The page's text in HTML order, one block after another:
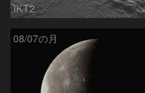
IKT2
08/07の月